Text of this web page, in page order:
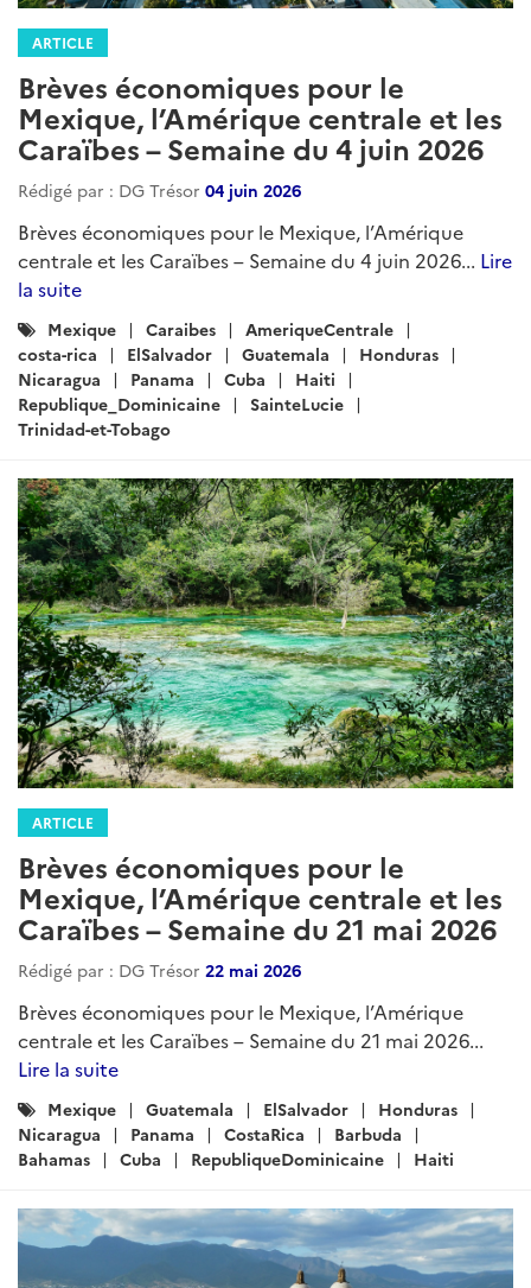
ARTICLE
Brèves économiques pour le
Mexique, l’Amérique centrale et les
Caraïbes – Semaine du 4 juin 2026
Rédigé par : DG Trésor 04 juin 2026
Brèves économiques pour le Mexique, l’Amérique
centrale et les Caraïbes – Semaine du 4 juin 2026... Lire
la suite
Catégories
:
Mexique Caraibes
AmeriqueCentrale
costa-rica
ElSalvador Guatemala
Honduras
Nicaragua
Panama Cuba
Haiti
Republique_Dominicaine
SainteLucie
Trinidad-et-Tobago
ARTICLE
Brèves économiques pour le
Mexique, l’Amérique centrale et les
Caraïbes – Semaine du 21 mai 2026
Rédigé par : DG Trésor 22 mai 2026
Brèves économiques pour le Mexique, l’Amérique
centrale et les Caraïbes – Semaine du 21 mai 2026...
Lire la suite
Catégories
:
Mexique Guatemala ElSalvador
Honduras
Nicaragua
Panama CostaRica
Barbuda
Bahamas
Cuba RepubliqueDominicaine Haiti